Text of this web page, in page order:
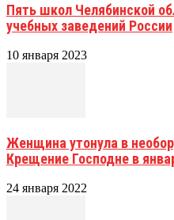
Пять школ Челябинской
учебных заведений России
10 января 2023
Женщина утонула в
Крещение Господне в
24 января 2022